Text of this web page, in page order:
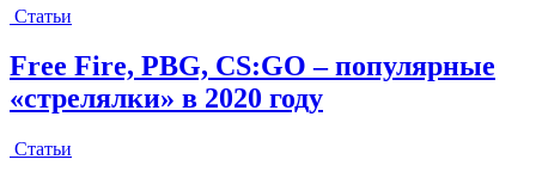
Статьи
Free Fire, PBG, CS:GO – популярные
«стрелялки» в 2020 году
Статьи